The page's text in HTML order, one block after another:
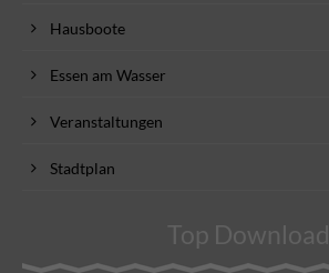
Hausboote
Essen am Wasser
Veranstaltungen
Stadtplan
Top Download